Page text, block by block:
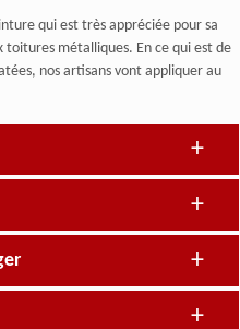
qui est très appréciée pour sa
toitures métalliques. En ce qui est de
nos artisans vont appliquer au